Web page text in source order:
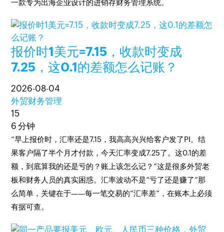
一款专为出海企业设计的进销存财务管理系统。
报价时1美元=7.15，收款时变成
7.25，这0.1的差额怎么记账？
2026-08-04
外贸财务管理
15
6 分钟
“早上报价时，汇率还是7.15，我高高兴兴给客户发了PI。结
果客户隔了半个月才付款，今天汇率变成7.25了。这0.1的差
额，到底算我的还是亏的？账上该怎么记？”这是很多外贸老
板和财务人员的真实困惑。汇率波动不是“亏了还是赚了”那
么简单，关键在于——每一笔交易的“汇率差”，在账本上必须
有据可查。